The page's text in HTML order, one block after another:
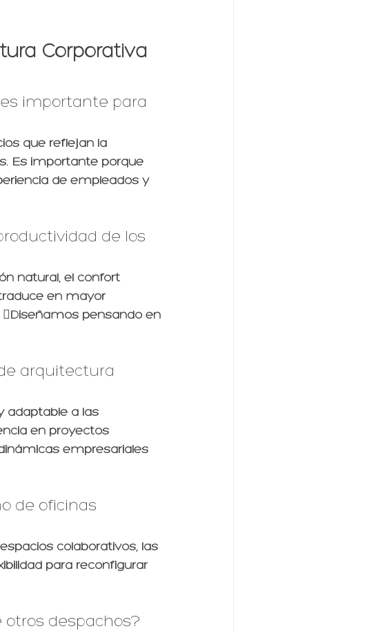
Corporativa
importante para
que reflejan la
Es importante porque
de empleados y
de los
natural, el confort
en mayor
pensando en
arquitectura
adaptable a las
en proyectos
empresariales
de oficinas
colaborativos, las
para reconfigurar
otros despachos?